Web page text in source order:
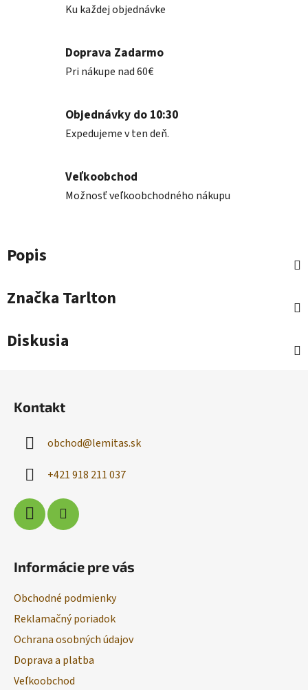
Ku každej objednávke
Doprava Zadarmo
Pri nákupe nad 60€
Objednávky do 10:30
Expedujeme v ten deň.
Veľkoobchod
Možnosť veľkoobchodného nákupu
Popis
Značka Tarlton
Diskusia
Kontakt
obchod@lemitas.sk
+421 918 211 037
Informácie pre vás
Obchodné podmienky
Reklamačný poriadok
Ochrana osobných údajov
Doprava a platba
Veľkoobchod